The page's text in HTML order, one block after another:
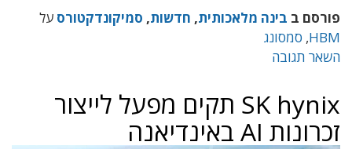
פורסם ב בינה מלאכותית, חדשות, סמיקונדקטורס על
HBM
, סמסונג
השאר תגובה
SK hynix תקים מפעל לייצור
זכרונות AI באינדיאנה